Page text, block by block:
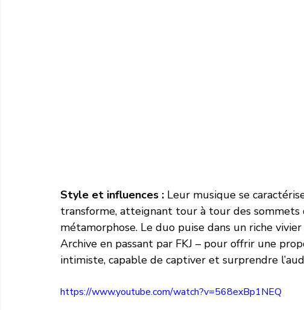
Style et influences : Leur musique se
transforme, atteignant tour à tour des sommets
métamorphose. Le duo puise dans un riche
Archive en passant par FKJ – pour offrir une
intimiste, capable de captiver et surprendre
https://www.youtube.com/watch?v=568exBp1NEQ